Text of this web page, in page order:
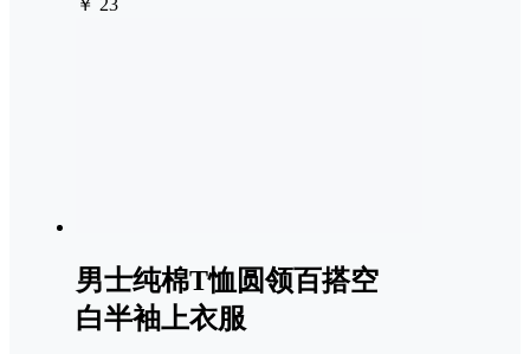
男士纯棉T恤圆领百搭空
白半袖上衣服